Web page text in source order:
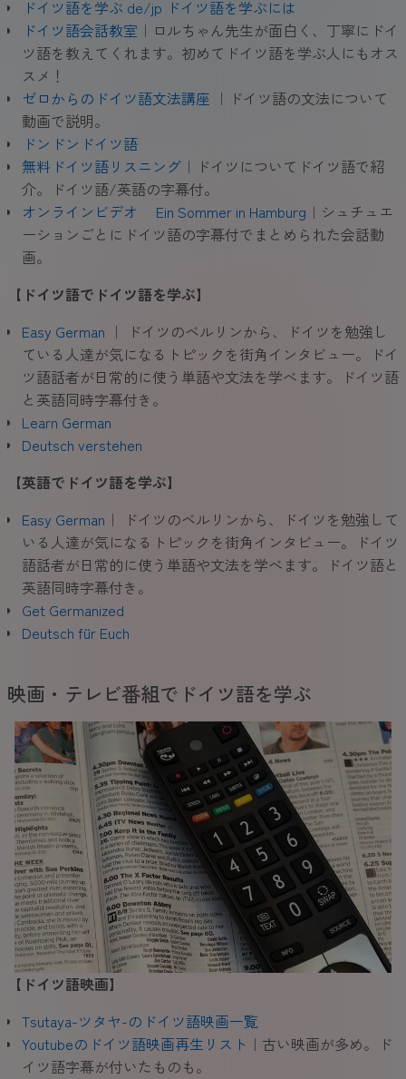
ドイツ語を学ぶ de/jp ドイツ語を学ぶには
ドイツ語会話教室 ｜ロルちゃん先生が面白く、丁寧にドイ
ツ語を教えてくれます。初めてドイツ語を学ぶ人にもオス
スメ！
ゼロからのドイツ語文法講座 ｜ドイツ語の文法について
動画で説明。
ドンドンドイツ語
無料ドイツ語リスニング ｜ドイツについてドイツ語で紹
介。ドイツ語/英語の字幕付。
オンラインビデオ Ein Sommer in Hamburg ｜シュチュエ
ーションごとにドイツ語の字幕付でまとめられた会話動
画。
【ドイツ語でドイツ語を学ぶ】
Easy German ｜ ドイツのベルリンから、ドイツを勉強し
ている人達が気になるトピックを街角インタビュー。ドイ
ツ語話者が日常的に使う単語や文法を学べます。ドイツ語
と英語同時字幕付き。
Learn German
Deutsch verstehen
【英語でドイツ語を学ぶ】
Easy German ｜ ドイツのベルリンから、ドイツを勉強して
いる人達が気になるトピックを街角インタビュー。ドイツ
語話者が日常的に使う単語や文法を学べます。ドイツ語と
英語同時字幕付き。
Get Germanized
Deutsch für Euch
映画・テレビ番組でドイツ語を学ぶ
【ドイツ語映画】
Tsutaya-ツタヤ-のドイツ語映画一覧
Youtubeのドイツ語映画再生リスト ｜古い映画が多め。ド
イツ語字幕が付いたものも。